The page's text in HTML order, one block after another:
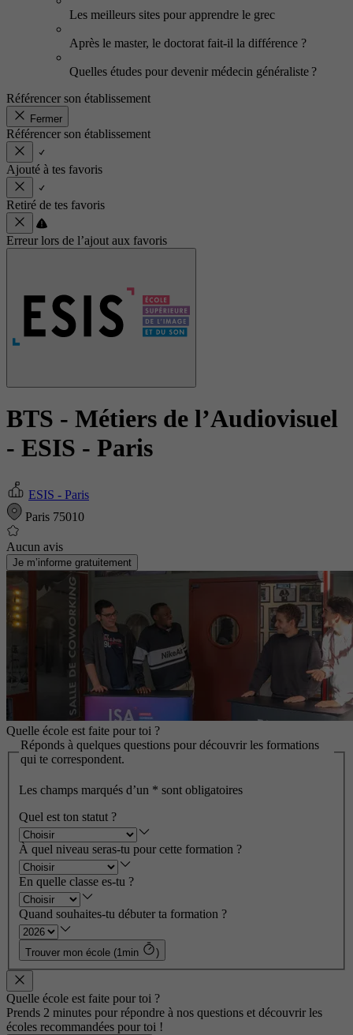
Les meilleurs sites pour apprendre le grec
Après le master, le doctorat fait-il la différence ?
Quelles études pour devenir médecin généraliste ?
Référencer son établissement
Fermer
Référencer son établissement
Ajouté à tes favoris
Retiré de tes favoris
Erreur lors de l’ajout aux favoris
BTS - Métiers de l’Audiovisuel
- ESIS - Paris
ESIS - Paris
Paris 75010
Aucun avis
Je m’informe gratuitement
Quelle école est faite pour toi ?
Réponds à quelques questions pour découvrir les formations
qui te correspondent.
Les champs marqués d’un * sont obligatoires
Quel est ton statut ?
À quel niveau seras-tu pour cette formation ?
En quelle classe es-tu ?
Quand souhaites-tu débuter ta formation ?
Trouver mon école (1min )
Quelle école est faite pour toi ?
Prends 2 minutes pour répondre à nos questions et découvrir les
écoles recommandées pour toi !